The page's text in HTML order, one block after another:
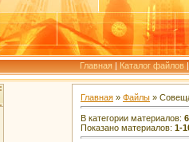
Главная | Каталог файлов
Главная » Файлы »
В категории материалов:
Показано материалов: 1-